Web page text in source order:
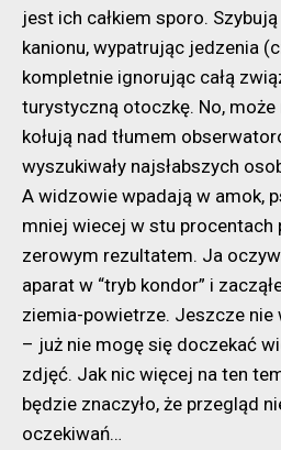
jest ich całkiem sporo.
kanionu, wypatrując jedzenia
kompletnie ignorując całą
turystyczną otoczkę. No, może
kołują nad tłumem
wyszukiwały najsłabszych
A widzowie wpadają w amok,
mniej wiecej w stu procentach
zerowym rezultatem. Ja
aparat w “tryb kondor” i
ziemia-powietrze. Jeszcze nie
– już nie mogę się doczekać
zdjęć. Jak nic więcej na ten
będzie znaczyło, że przegląd
oczekiwań…